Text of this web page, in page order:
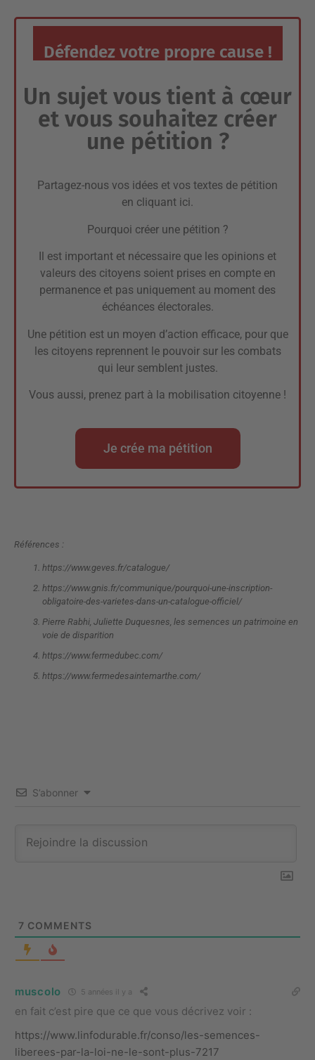
Défendez votre propre cause !
Un sujet vous tient à cœur
et vous souhaitez créer
une pétition ?
Partagez-nous vos idées et vos textes de pétition
en cliquant ici.
Pourquoi créer une pétition ?
Il est important et nécessaire que les opinions et
valeurs des citoyens soient prises en compte en
permanence et pas uniquement au moment des
échéances électorales.
Une pétition est un moyen d’action efficace, pour que
les citoyens reprennent le pouvoir sur les combats
qui leur semblent justes.
Vous aussi, prenez part à la mobilisation citoyenne !
Je crée ma pétition
Références :
https://www.geves.fr/catalogue/
https://www.gnis.fr/communique/pourquoi-une-inscription-
obligatoire-des-varietes-dans-un-catalogue-officiel/
Pierre Rabhi, Juliette Duquesnes, les semences un patrimoine en
voie de disparition
https://www.fermedubec.com/
https://www.fermedesaintemarthe.com/
S’abonner
7 COMMENTS
muscolo 5 années il y a
en fait c’est pire que ce que vous décrivez voir :
https://www.linfodurable.fr/conso/les-semences-
liberees-par-la-loi-ne-le-sont-plus-7217